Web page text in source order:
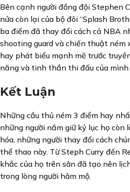
Bên cạnh người đồng đội Stephen
nửa còn lại của bộ đôi “Splash
ba điểm đã thay đổi cách cả NBA
shooting guard và chiến thuật ném
hay phát biểu mạnh mẽ trước
năng và tinh thần thi đấu của mình
Kết Luận
Những cầu thủ ném 3 điểm hay
những người nắm giữ kỷ lục họ còn
hóa, những người thay đổi cách
thể thao này. Từ Steph Curry đến
khắc của họ trên sân đã tạo nên
trong lòng người hâm mộ.